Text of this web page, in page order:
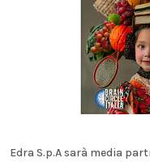
Edra S.p.A sarà media